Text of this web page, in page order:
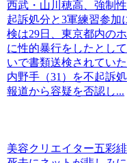
西武・山川穂高、強制
起訴処分と3軍練習参加
検は29日、東京都内の
に性的暴行をしたとし
いで書類送検されてい
内野手（31）を不起訴
報道から容疑を否認し...
美容クリエイター五彩